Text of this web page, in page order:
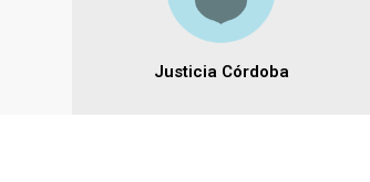
Justicia Córdoba